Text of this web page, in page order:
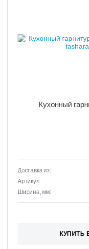
Кухонный
Доставка из:
Артикул:
Ширина, мм:
КУПИТЬ